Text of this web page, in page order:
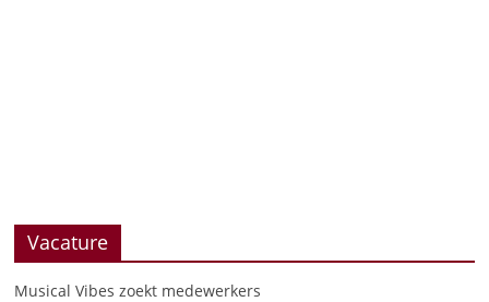
Vacature
Musical Vibes zoekt medewerkers